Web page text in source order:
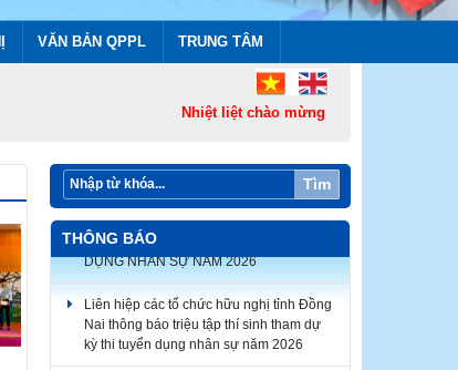
VĂN BẢN QPPL TRUNG TÂM
Nhiệt liệt chào mừng thành lập Thành phố
Tìm
THÔNG BÁO
Liên hiệp các tổ chức hữu nghị tỉnh Đồng
kỳ thi tuyển dụng nhân sự năm 2026
Liên hiệp các tổ chức hữu nghị tỉnh Đồng